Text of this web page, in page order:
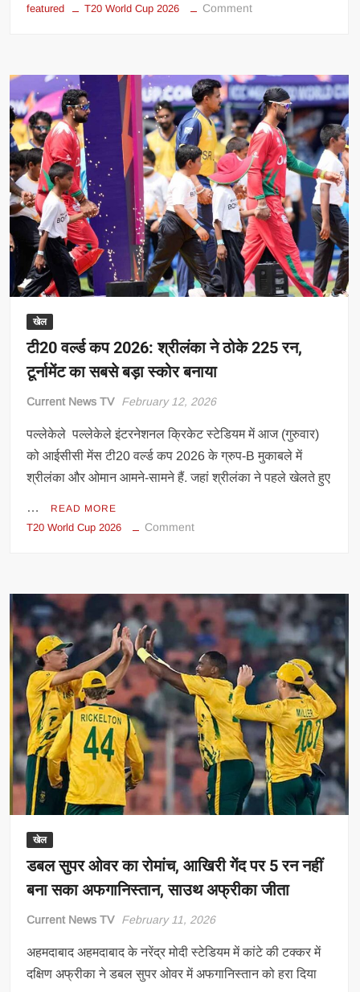
featured T20 World Cup 2026 Commenton
पर
भारी
पड़ेंगे
टीम
इंडिया
के
3
स्टार,
SKY
के
बनेंगे
सबसे
खेल
टी20 वर्ल्ड कप 2026: श्रीलंका ने ठोके 225 रन,
टूर्नामेंट का सबसे बड़ा स्कोर बनाया
Current News TV February 12, 2026
पल्लेकेले पल्लेकेले इंटरनेशनल क्रिकेट स्टेडियम में आज (गुरुवार)
को आईसीसी मेंस टी20 वर्ल्ड कप 2026 के ग्रुप-B मुकाबले में
श्रीलंका और ओमान आमने-सामने हैं. जहां श्रीलंका ने पहले खेलते हुए
… READ MORE
T20 World Cup 2026 Commenton
2026:
श्रीलंका
ने
ठोके
225
रन,
टूर्नामेंट
का
सबसे
बड़ा
स्कोर
बनाया
खेल
डबल सुपर ओवर का रोमांच, आखिरी गेंद पर 5 रन नहीं
बना सका अफगानिस्तान, साउथ अफ्रीका जीता
Current News TV February 11, 2026
अहमदाबाद अहमदाबाद के नरेंद्र मोदी स्टेडियम में कांटे की टक्कर में
दक्षिण अफ्रीका ने डबल सुपर ओवर में अफगानिस्तान को हरा दिया